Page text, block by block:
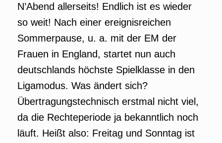
N’Abend allerseits! Endlich ist es wieder
so weit! Nach einer ereignisreichen
Sommerpause, u. a. mit der EM der
Frauen in England, startet nun auch
deutschlands höchste Spielklasse in den
Ligamodus. Was ändert sich?
Übertragungstechnisch erstmal nicht viel,
da die Rechteperiode ja bekanntlich noch
läuft. Heißt also: Freitag und Sonntag ist